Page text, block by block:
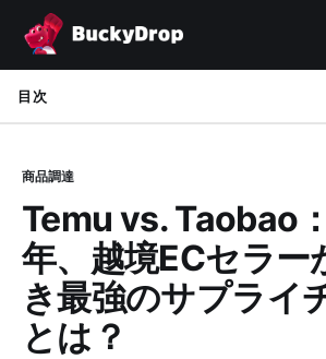
目次
徹底比較：Temu vs. Taobao
なぜBuckyDropがタオバオへの「最強の
世界のトップセラーからのリアルな声
商品調達
Temu vs. Taobao
年、越境ECセラー
き最強のサプライ
とは？